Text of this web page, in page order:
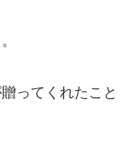
ってくれたこと